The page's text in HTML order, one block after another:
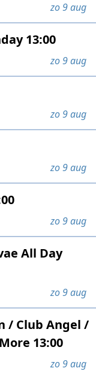
zo 9 aug
13:00
zo 9 aug
zo 9 aug
zo 9 aug
zo 9 aug
All Day
zo 9 aug
/ Club Angel /
13:00
zo 9 aug